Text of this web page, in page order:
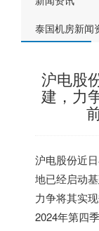
泰国机房新闻
沪电股
建，力
沪电股份近
地已经启动
力争将其实
2024年第四季